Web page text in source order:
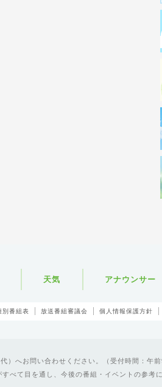
天気 アナウンサー
別番組表 放送番組審議会 個人情報保護方針
へお問い合わせください。（受付時間：午
べて目を通し、今後の番組・イベントの参考